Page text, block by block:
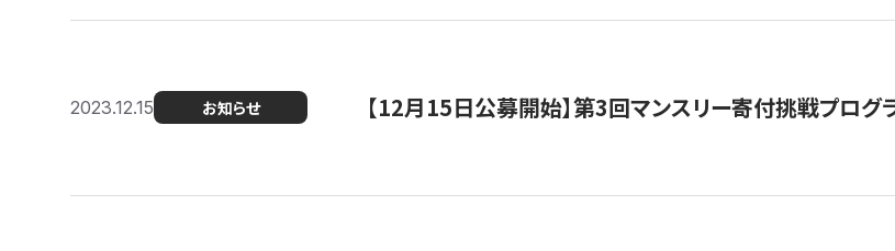
2023.12.15 お知らせ 【12月15日公募開始】第3回マンスリー寄付挑戦プログ